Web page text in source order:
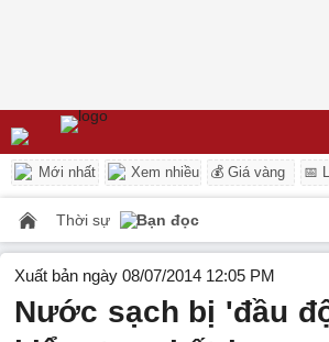
Mới nhất Xem nhiều 💰 Giá vàng 📅
Thời sự Bạn đọc
Xuất bản ngày 08/07/2014 12:05 PM
Nước sạch bị 'đầu